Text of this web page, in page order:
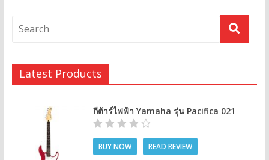
Latest Products
กีต้าร์ไฟฟ้า Yamaha รุ่น Pacifica 021
BUY NOW READ REVIEW